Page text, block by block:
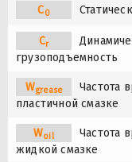
C0
Cr
грузоподъемность
Wgrease
Частота
пластичной смазке
Woil
Частота
жидкой смазке